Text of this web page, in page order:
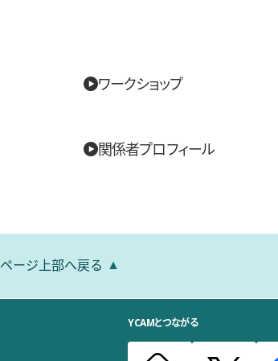
ワークショップ
関係者プロフィール
ページ上部へ戻る
YCAMとつながる